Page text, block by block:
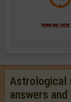
আজকের হোৱা
Astrological
answers